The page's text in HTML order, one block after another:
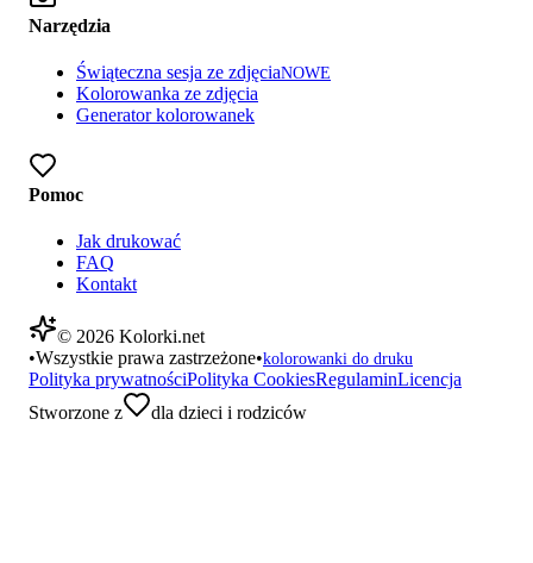
Narzędzia
Świąteczna sesja ze zdjęciaNOWE
Kolorowanka ze zdjęcia
Generator kolorowanek
Pomoc
Jak drukować
FAQ
Kontakt
© 2026 Kolorki.net
•Wszystkie prawa zastrzeżone•kolorowanki do druku
Polityka prywatnościPolityka CookiesRegulaminLicencja
Stworzone z
dla dzieci i rodziców